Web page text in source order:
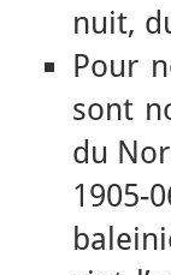
nuit,
Pour
sont
du
1905-